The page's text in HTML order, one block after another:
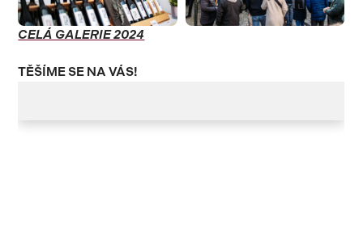
CELÁ GALERIE 2024
TĚŠÍME SE NA VÁS!